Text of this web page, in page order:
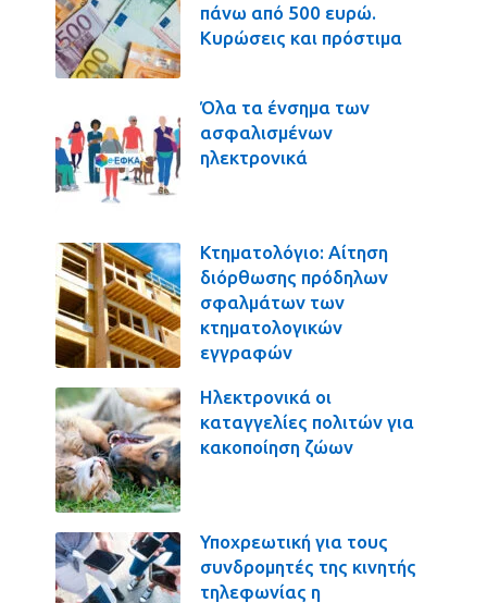
πάνω από 500 ευρώ.
Κυρώσεις και πρόστιμα
Όλα τα ένσημα των
ασφαλισμένων
ηλεκτρονικά
Κτηματολόγιο: Αίτηση
διόρθωσης πρόδηλων
σφαλμάτων των
κτηματολογικών
εγγραφών
Ηλεκτρονικά οι
καταγγελίες πολιτών για
κακοποίηση ζώων
Υποχρεωτική για τους
συνδρομητές της κινητής
τηλεφωνίας η